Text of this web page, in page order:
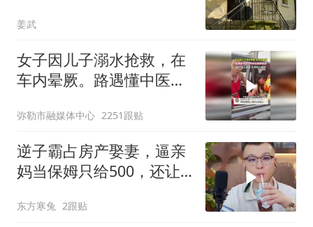
姜武
女子因儿子溺水抢救，在
车内晕厥。路遇懂中医的
点赞！
弥勒市融媒体中心 2251跟贴
逆子霸占房产娶妻，逼亲
妈当保姆只给500，还让
东方寒兔 2跟贴